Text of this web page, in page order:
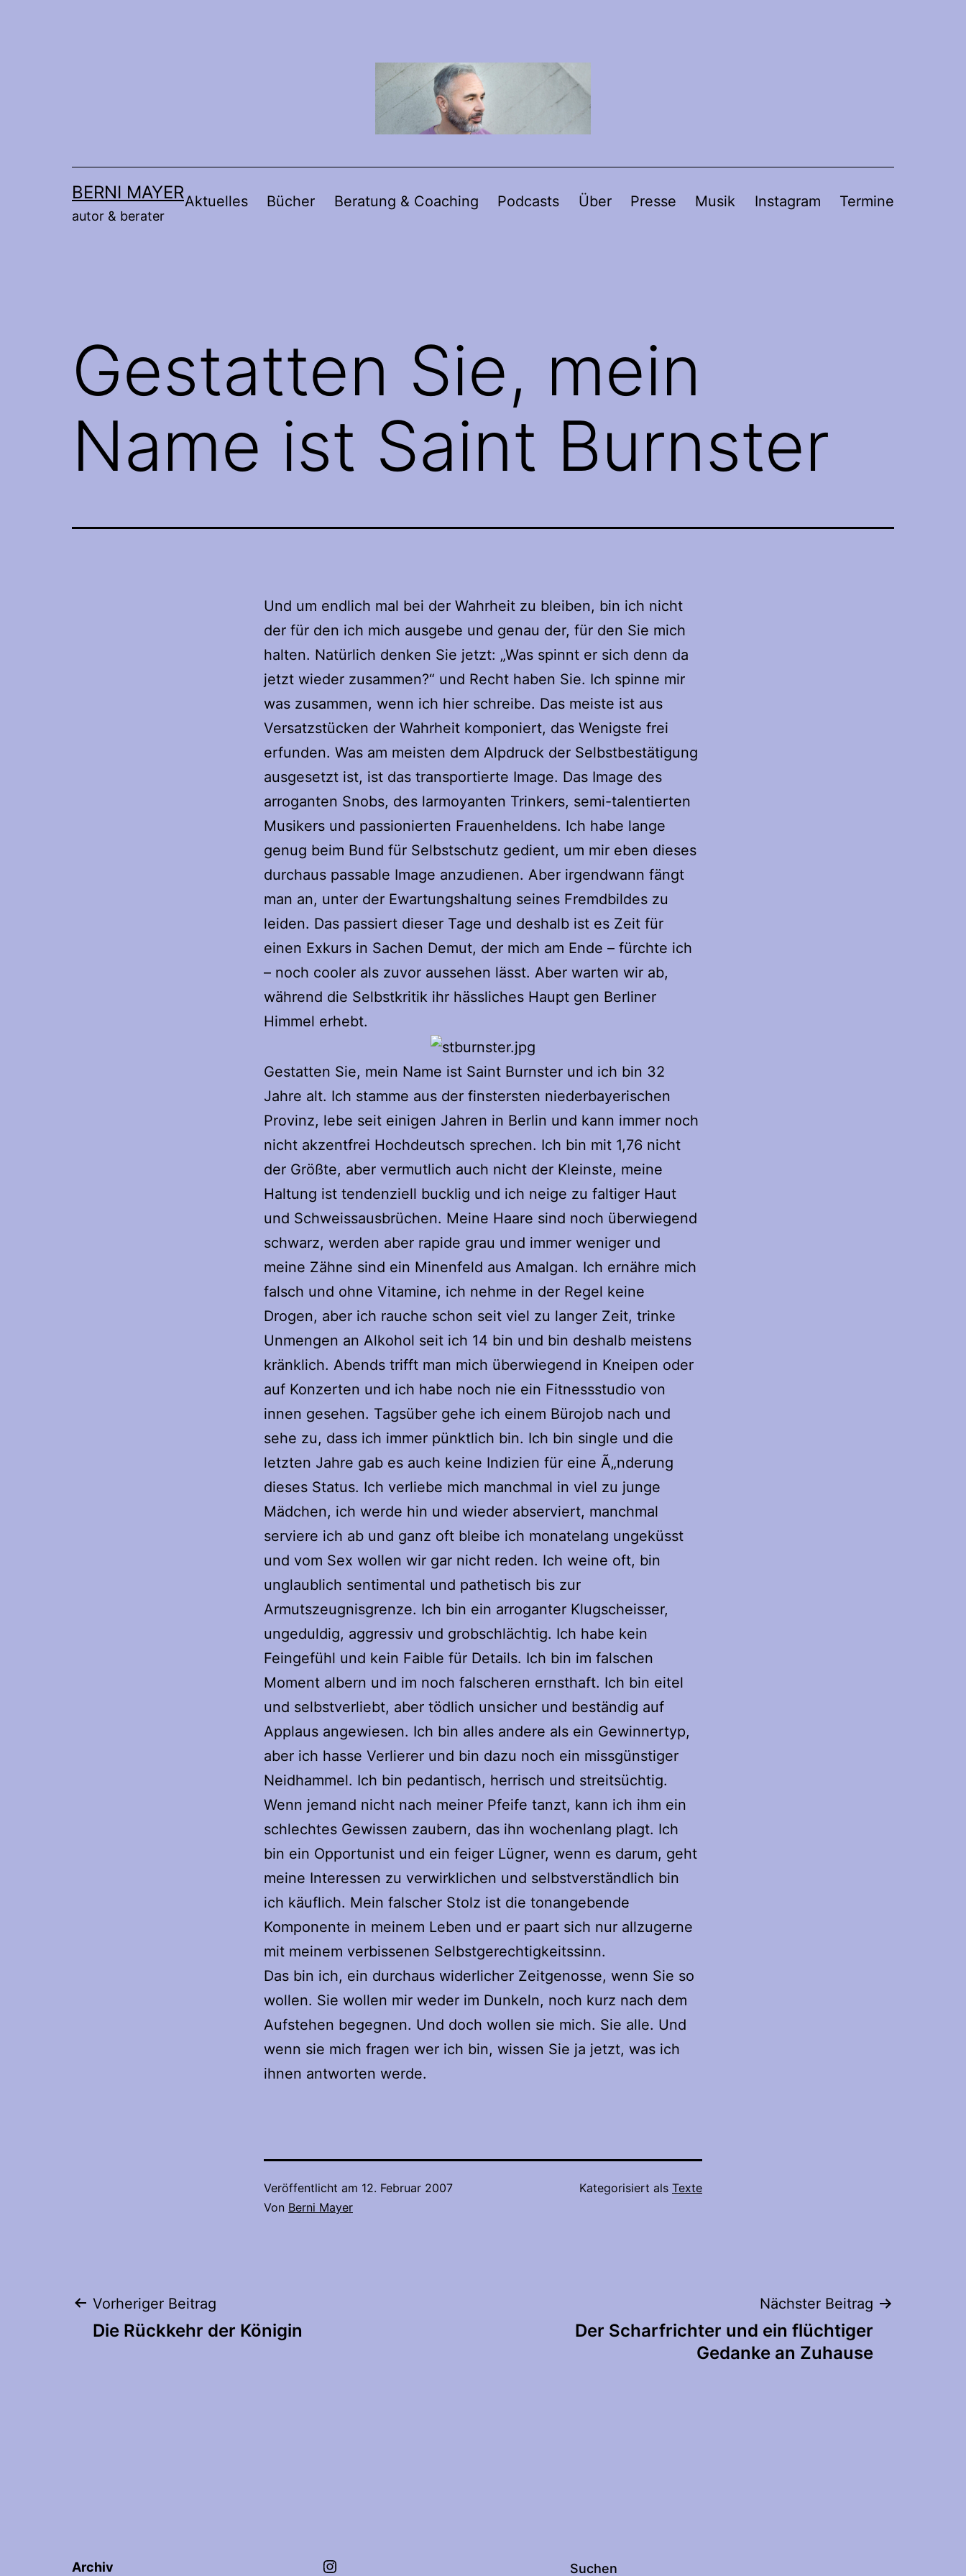
BERNI MAYER
autor & berater
Aktuelles Bücher Beratung & Coaching Podcasts Über Presse Musik Instagram Termine
Gestatten Sie, mein
Name ist Saint Burnster
Und um endlich mal bei der Wahrheit zu bleiben, bin ich nicht
der für den ich mich ausgebe und genau der, für den Sie mich
halten. Natürlich denken Sie jetzt: „Was spinnt er sich denn da
jetzt wieder zusammen?“ und Recht haben Sie. Ich spinne mir
was zusammen, wenn ich hier schreibe. Das meiste ist aus
Versatzstücken der Wahrheit komponiert, das Wenigste frei
erfunden. Was am meisten dem Alpdruck der Selbstbestätigung
ausgesetzt ist, ist das transportierte Image. Das Image des
arroganten Snobs, des larmoyanten Trinkers, semi-talentierten
Musikers und passionierten Frauenheldens. Ich habe lange
genug beim Bund für Selbstschutz gedient, um mir eben dieses
durchaus passable Image anzudienen. Aber irgendwann fängt
man an, unter der Ewartungshaltung seines Fremdbildes zu
leiden. Das passiert dieser Tage und deshalb ist es Zeit für
einen Exkurs in Sachen Demut, der mich am Ende – fürchte ich
– noch cooler als zuvor aussehen lässt. Aber warten wir ab,
während die Selbstkritik ihr hässliches Haupt gen Berliner
Himmel erhebt.
Gestatten Sie, mein Name ist Saint Burnster und ich bin 32
Jahre alt. Ich stamme aus der finstersten niederbayerischen
Provinz, lebe seit einigen Jahren in Berlin und kann immer noch
nicht akzentfrei Hochdeutsch sprechen. Ich bin mit 1,76 nicht
der Größte, aber vermutlich auch nicht der Kleinste, meine
Haltung ist tendenziell bucklig und ich neige zu faltiger Haut
und Schweissausbrüchen. Meine Haare sind noch überwiegend
schwarz, werden aber rapide grau und immer weniger und
meine Zähne sind ein Minenfeld aus Amalgan. Ich ernähre mich
falsch und ohne Vitamine, ich nehme in der Regel keine
Drogen, aber ich rauche schon seit viel zu langer Zeit, trinke
Unmengen an Alkohol seit ich 14 bin und bin deshalb meistens
kränklich. Abends trifft man mich überwiegend in Kneipen oder
auf Konzerten und ich habe noch nie ein Fitnessstudio von
innen gesehen. Tagsüber gehe ich einem Bürojob nach und
sehe zu, dass ich immer pünktlich bin. Ich bin single und die
letzten Jahre gab es auch keine Indizien für eine Ã„nderung
dieses Status. Ich verliebe mich manchmal in viel zu junge
Mädchen, ich werde hin und wieder abserviert, manchmal
serviere ich ab und ganz oft bleibe ich monatelang ungeküsst
und vom Sex wollen wir gar nicht reden. Ich weine oft, bin
unglaublich sentimental und pathetisch bis zur
Armutszeugnisgrenze. Ich bin ein arroganter Klugscheisser,
ungeduldig, aggressiv und grobschlächtig. Ich habe kein
Feingefühl und kein Faible für Details. Ich bin im falschen
Moment albern und im noch falscheren ernsthaft. Ich bin eitel
und selbstverliebt, aber tödlich unsicher und beständig auf
Applaus angewiesen. Ich bin alles andere als ein Gewinnertyp,
aber ich hasse Verlierer und bin dazu noch ein missgünstiger
Neidhammel. Ich bin pedantisch, herrisch und streitsüchtig.
Wenn jemand nicht nach meiner Pfeife tanzt, kann ich ihm ein
schlechtes Gewissen zaubern, das ihn wochenlang plagt. Ich
bin ein Opportunist und ein feiger Lügner, wenn es darum, geht
meine Interessen zu verwirklichen und selbstverständlich bin
ich käuflich. Mein falscher Stolz ist die tonangebende
Komponente in meinem Leben und er paart sich nur allzugerne
mit meinem verbissenen Selbstgerechtigkeitssinn.
Das bin ich, ein durchaus widerlicher Zeitgenosse, wenn Sie so
wollen. Sie wollen mir weder im Dunkeln, noch kurz nach dem
Aufstehen begegnen. Und doch wollen sie mich. Sie alle. Und
wenn sie mich fragen wer ich bin, wissen Sie ja jetzt, was ich
ihnen antworten werde.
Veröffentlicht am 12. Februar 2007
Von Berni Mayer
Kategorisiert als Texte
Beitragsnavigation
Vorheriger Beitrag
Die Rückkehr der Königin
Nächster Beitrag
Der Scharfrichter und ein flüchtiger
Gedanke an Zuhause
Archiv Instagram Suchen